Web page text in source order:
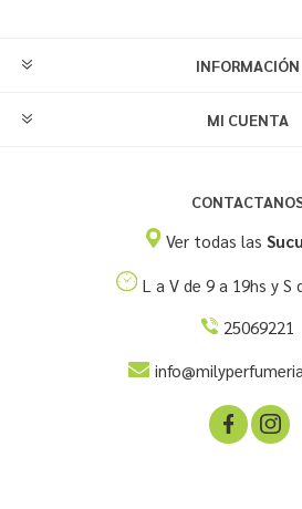
INFORMACIÓN
MI CUENTA
Ver todas las
L a V de 9 a 19hs y S
25069221